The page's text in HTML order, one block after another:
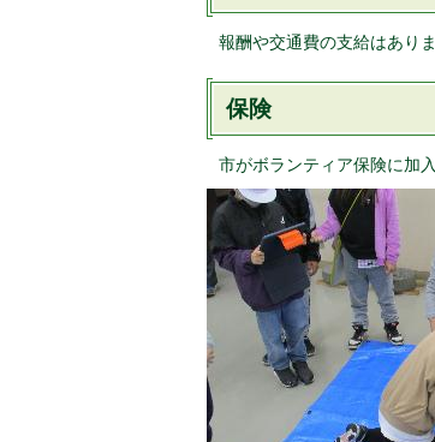
報酬や交通費の支給はありま
保険
市がボランティア保険に加入